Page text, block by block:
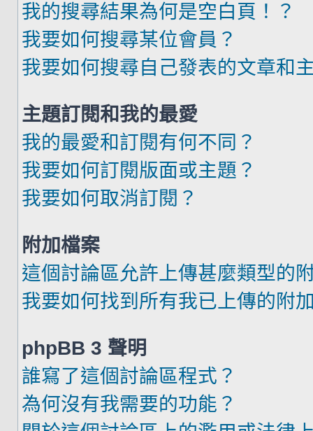
我的搜尋結果為何是空白頁！？
我要如何搜尋某位會員？
我要如何搜尋自己發表的文章和
主題訂閱和我的最愛
我的最愛和訂閱有何不同？
我要如何訂閱版面或主題？
我要如何取消訂閱？
附加檔案
這個討論區允許上傳甚麼類型的
我要如何找到所有我已上傳的附
phpBB 3 聲明
誰寫了這個討論區程式？
為何沒有我需要的功能？